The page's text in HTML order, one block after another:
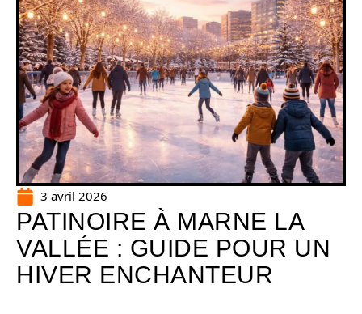
3 avril 2026
PATINOIRE À MARNE LA
VALLÉE : GUIDE POUR UN
HIVER ENCHANTEUR